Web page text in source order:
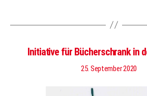
Initiative für Bücherschrank in
25. September 2020